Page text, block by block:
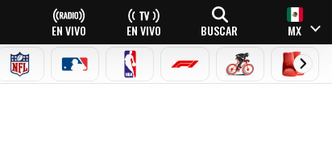
EN VIVO EN VIVO BUSCAR MX
NFL MLB NBA FÓRMULA 1CICLISMOBOXEO